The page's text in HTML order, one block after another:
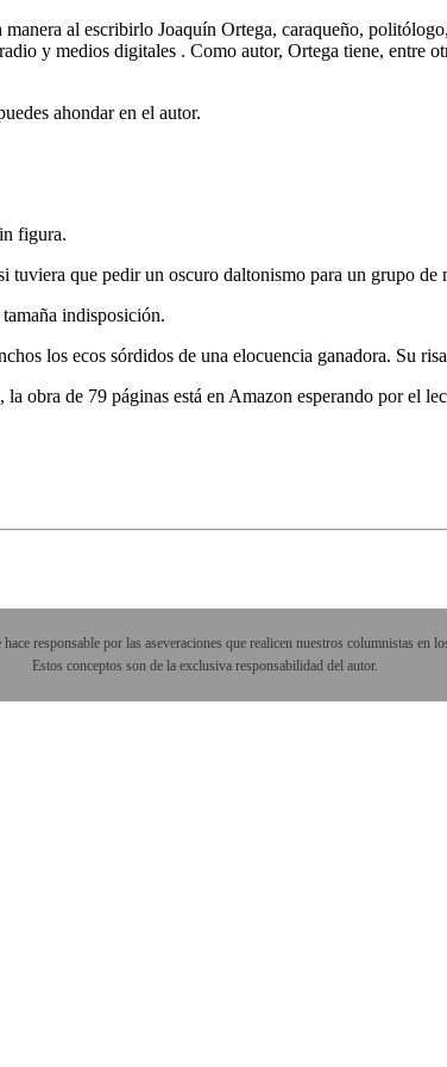
al escribirlo Joaquín Ortega, caraqueño,
y medios digitales . Como autor, Ortega tiene, entre
ahondar en el autor.
figura.
que pedir un oscuro daltonismo para un grupo de
indisposición.
los ecos sórdidos de una elocuencia ganadora. Su
obra de 79 páginas está en Amazon esperando por el
responsable por las aseveraciones que realicen nuestros columnistas en
Estos conceptos son de la exclusiva responsabilidad del autor.